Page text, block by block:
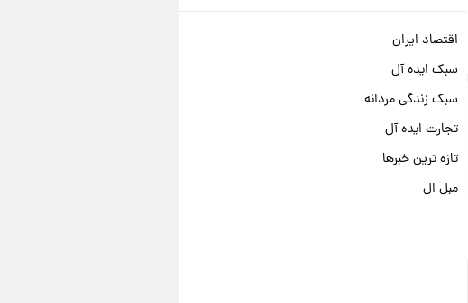
اقتصاد ایران
سبک ایده آل
سبک زندگی مردانه
تجارت ایده آل
تازه ترین خبرها
مبل ال